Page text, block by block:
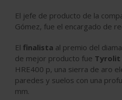
El jefe de producto de la
Gómez, fue el encargado de
El finalista al premio del
de mejor producto fue Tyrolit
HRE400 p, una sierra de aro
paredes y suelos con una
mm.